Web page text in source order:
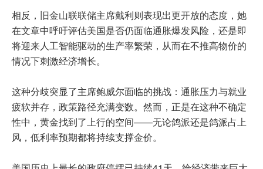
相反，旧金山联联储主席戴利则表现出更开放的态度，她
在文章中呼吁评估美国是否仍面临通胀爆发风险，还是即
将迎来人工智能驱动的生产率繁荣，从而在不推高物价的
情况下刺激经济增长。
这种分歧突显了主席鲍威尔面临的挑战：通胀压力与就业
疲软并存，政策路径充满变数。然而，正是在这种不确定
性中，黄金找到了上行的空间——无论鸽派还是鸽派占上
风，低利率预期都将持续支撑金价。